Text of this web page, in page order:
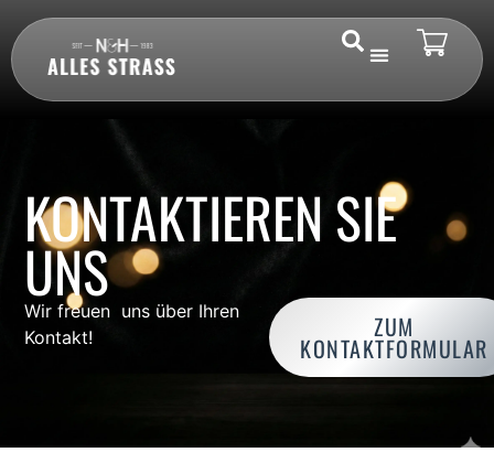
KONTAKTIEREN SIE
UNS
Wir freuen uns über Ihren
Kontakt!
ZUM
KONTAKTFORMULAR